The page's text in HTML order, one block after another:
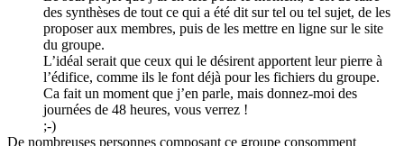
des synthèses de tout ce qui a été dit sur tel ou tel sujet, de les
proposer aux membres, puis de les mettre en ligne sur le site
du groupe.
L’idéal serait que ceux qui le désirent apportent leur pierre à
l’édifice, comme ils le font déjà pour les fichiers du groupe.
Ca fait un moment que j’en parle, mais donnez-moi des
journées de 48 heures, vous verrez !
;-)
De nombreuses personnes composant ce groupe consomment